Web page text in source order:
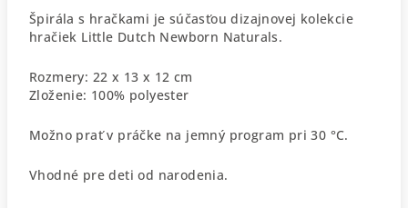
Špirála s hračkami je súčasťou dizajnovej kolekcie
hračiek Little Dutch Newborn Naturals.
Rozmery: 22 x 13 x 12 cm
Zloženie: 100% polyester
Možno prať v práčke na jemný program pri 30 °C.
Vhodné pre deti od narodenia.